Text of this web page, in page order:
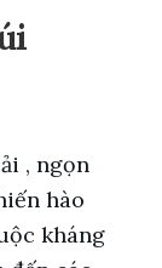
, ngọn
hào
kháng